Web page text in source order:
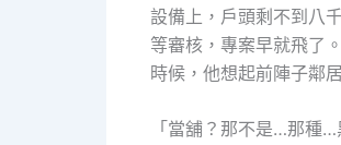
設備上，戶頭剩不到八
等審核，專案早就飛了
時候，他想起前陣子鄰
「當舖？那不是…那種